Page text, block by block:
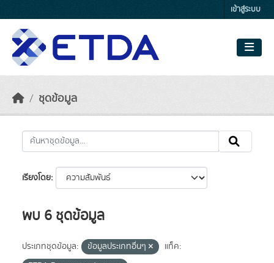
เข้าสู่ระบบ
ชุดข้อมูล
เรียงโดย
พบ 6 ชุดข้อมูล
ประเภทชุดข้อมูล: ข้อมูลประเภทอื่นๆ
แท็ค: